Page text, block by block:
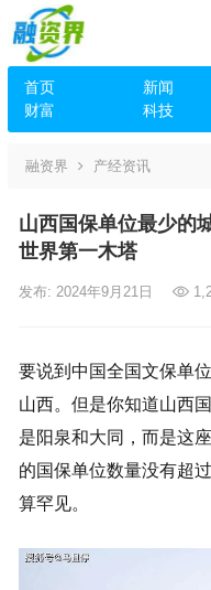
首页 新闻
财富
科技
融资界 产经资讯
山西国保单位最少的
世界第一木塔
发布: 2024年9月21日
要说到中国全国文保单
山西。但是你知道山西
是阳泉和大同，而是这
的国保单位数量没有超
算罕见。